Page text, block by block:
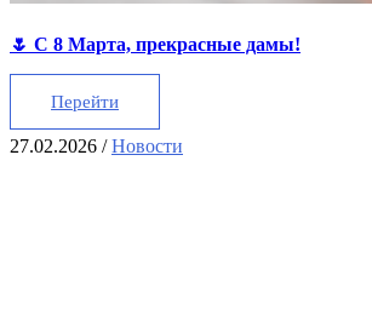
🌷 С 8 Марта, прекрасные дамы!
Перейти
27.02.2026 /Новости